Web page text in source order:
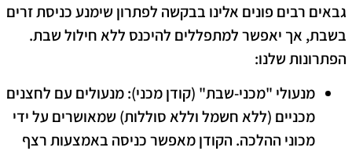
גבאים רבים פונים אלינו בבקשה לפתרון שימנע כניסת זרים
בשבת, אך יאפשר למתפללים להיכנס ללא חילול שבת.
הפתרונות שלנו:
מנעולי "מכני-שבת" (קודן מכני):מנעולים עם לחצנים
מכניים (ללא חשמל וללא סוללות) שמאושרים על ידי
מכוני ההלכה. הקודן מאפשר כניסה באמצעות רצף